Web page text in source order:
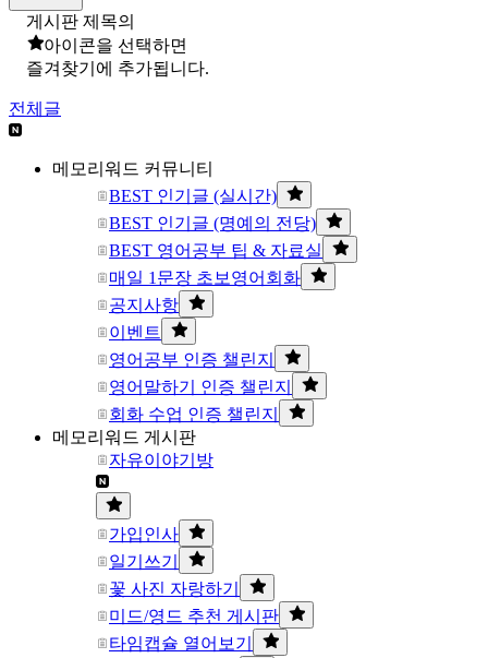
게시판 제목의
아이콘을 선택하면
즐겨찾기에 추가됩니다.
전체글
메모리워드 커뮤니티
BEST 인기글 (실시간)
BEST 인기글 (명예의 전당)
BEST 영어공부 팁 & 자료실
매일 1문장 초보영어회화
공지사항
이벤트
영어공부 인증 챌린지
영어말하기 인증 챌린지
회화 수업 인증 챌린지
메모리워드 게시판
자유이야기방
가입인사
일기쓰기
꽃 사진 자랑하기
미드/영드 추천 게시판
타임캡슐 열어보기